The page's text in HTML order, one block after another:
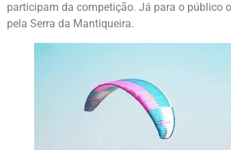
participam da competição. Já para o público
pela Serra da Mantiqueira.